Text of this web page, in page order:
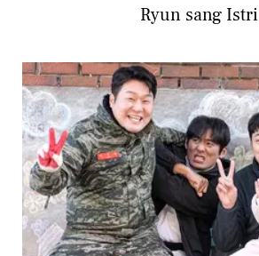
Ryun sang Istri